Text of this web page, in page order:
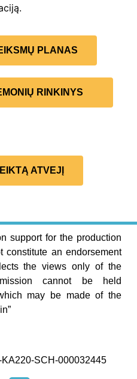
PLANAS
RINKINYS
ATVEJĮ
support for the production
constitute an endorsement
the views only of the
cannot be held
may be made of the
SCH-000032445